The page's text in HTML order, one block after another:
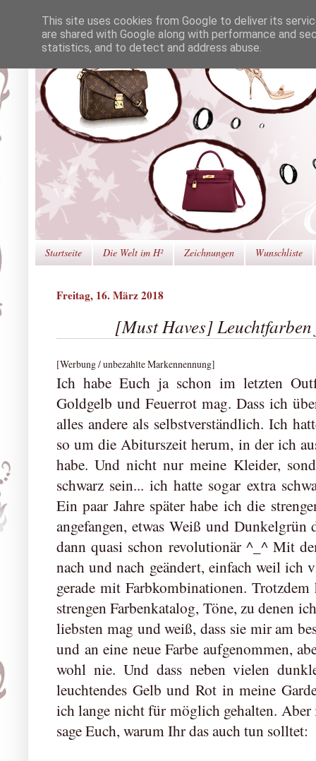
Startseite Die Welt im H² Zeichnungen Wunschliste
Freitag, 16. März 2018
[Must Haves]
[Werbung / unbezahlte Markennennung]
Ich habe Euch ja schon im letzten
Goldgelb und Feuerrot mag. Dass ich
alles andere als selbstverständlich. Ich
so um die Abiturszeit herum, in der ich
habe. Und nicht nur meine Kleider,
schwarz sein... ich hatte sogar extra
Ein paar Jahre später habe ich die
angefangen, etwas Weiß und Dunkelgrün
dann quasi schon revolutionär ^_^ Mit
nach und nach geändert, einfach weil ich
gerade mit Farbkombinationen.
strengen Farbenkatalog, Töne, zu denen
liebsten mag und weiß, dass sie mir am
und an eine neue Farbe aufgenommen,
wohl nie. Und dass neben vielen
leuchtendes Gelb und Rot in meine
ich lange nicht für möglich gehalten. Aber
sage Euch, warum Ihr das auch tun solltet:
This site uses cookies from Google to deliver its
are shared with Google along with performance and
statistics, and to detect and address abuse.